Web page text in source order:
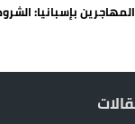
بإسبانيا: